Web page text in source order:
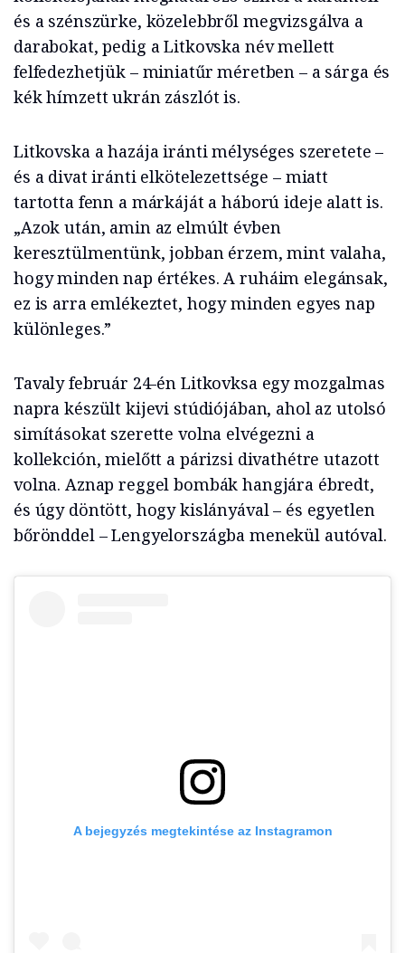
és a szénszürke, közelebbről megvizsgálva a
darabokat, pedig a Litkovska név mellett
felfedezhetjük – miniatűr méretben – a sárga és
kék hímzett ukrán zászlót is.
Litkovska a hazája iránti mélységes szeretete –
és a divat iránti elkötelezettsége – miatt
tartotta fenn a márkáját a háború ideje alatt is.
„Azok után, amin az elmúlt évben
keresztülmentünk, jobban érzem, mint valaha,
hogy minden nap értékes. A ruháim elegánsak,
ez is arra emlékeztet, hogy minden egyes nap
különleges.”
Tavaly február 24-én Litkovksa egy mozgalmas
napra készült kijevi stúdiójában, ahol az utolsó
simításokat szerette volna elvégezni a
kollekción, mielőtt a párizsi divathétre utazott
volna. Aznap reggel bombák hangjára ébredt,
és úgy döntött, hogy kislányával – és egyetlen
bőrönddel – Lengyelországba menekül autóval.
A bejegyzés megtekintése az Instagramon